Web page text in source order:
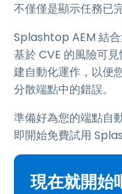
不僅僅是顯示任務已完
Splashtop AEM 結合
基於 CVE 的風險可
建自動化運作，以便
分散端點中的錯誤。
準備好為您的端點自
即開始免費試用
現在就開始